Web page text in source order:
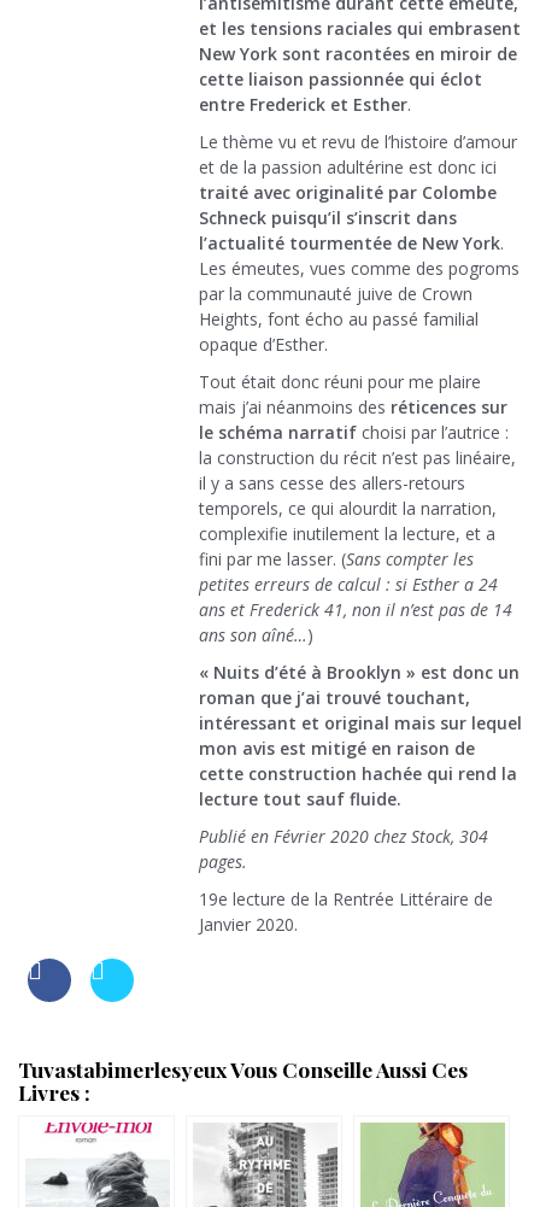
et les tensions raciales qui embrasent
New York sont racontées en miroir de
cette liaison passionnée qui éclot
entre Frederick et Esther.
Le thème vu et revu de l’histoire d’amour
et de la passion adultérine est donc ici
traité avec originalité par Colombe
Schneck puisqu’il s’inscrit dans
l’actualité tourmentée de New York.
Les émeutes, vues comme des pogroms
par la communauté juive de Crown
Heights, font écho au passé familial
opaque d’Esther.
Tout était donc réuni pour me plaire
mais j’ai néanmoins des réticences sur
le schéma narratif choisi par l’autrice :
la construction du récit n’est pas linéaire,
il y a sans cesse des allers-retours
temporels, ce qui alourdit la narration,
complexifie inutilement la lecture, et a
fini par me lasser. (Sans compter les
petites erreurs de calcul : si Esther a 24
ans et Frederick 41, non il n’est pas de 14
ans son aîné…)
« Nuits d’été à Brooklyn » est donc un
roman que j’ai trouvé touchant,
intéressant et original mais sur lequel
mon avis est mitigé en raison de
cette construction hachée qui rend la
lecture tout sauf fluide.
Publié en Février 2020 chez Stock, 304
pages.
19e lecture de la Rentrée Littéraire de
Janvier 2020.
Tuvastabimerlesyeux Vous Conseille Aussi Ces
Livres :